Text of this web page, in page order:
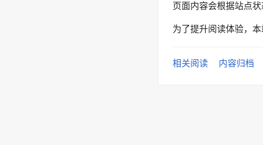
页面内容会根据站点
为了提升阅读体验，
相关阅读 内容归档